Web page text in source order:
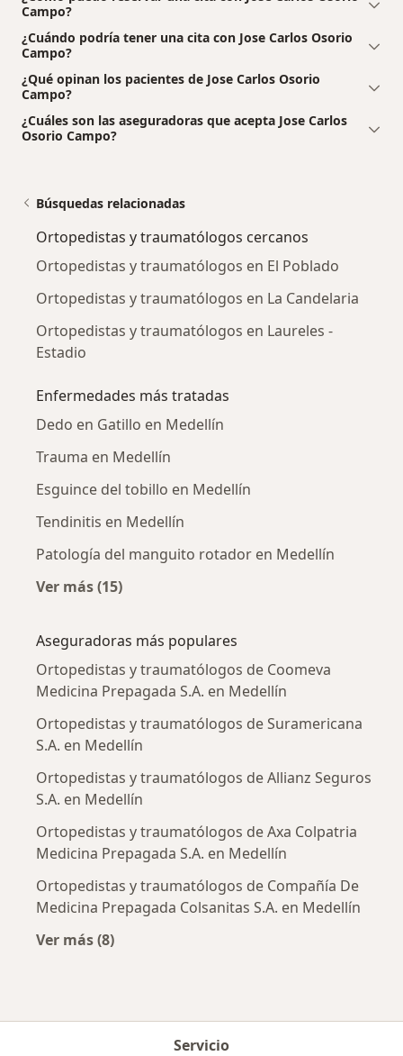
Campo?
¿Cuándo podría tener una cita con Jose Carlos Osorio
Campo?
¿Qué opinan los pacientes de Jose Carlos Osorio
Campo?
¿Cuáles son las aseguradoras que acepta Jose Carlos
Osorio Campo?
Búsquedas relacionadas
Ortopedistas y traumatólogos cercanos
Ortopedistas y traumatólogos en El Poblado
Ortopedistas y traumatólogos en La Candelaria
Ortopedistas y traumatólogos en Laureles -
Estadio
Enfermedades más tratadas
Dedo en Gatillo en Medellín
Trauma en Medellín
Esguince del tobillo en Medellín
Tendinitis en Medellín
Patología del manguito rotador en Medellín
Ver más (15)
Aseguradoras más populares
Ortopedistas y traumatólogos de Coomeva
Medicina Prepagada S.A. en Medellín
Ortopedistas y traumatólogos de Suramericana
S.A. en Medellín
Ortopedistas y traumatólogos de Allianz Seguros
S.A. en Medellín
Ortopedistas y traumatólogos de Axa Colpatria
Medicina Prepagada S.A. en Medellín
Ortopedistas y traumatólogos de Compañía De
Medicina Prepagada Colsanitas S.A. en Medellín
Ver más (8)
Servicio